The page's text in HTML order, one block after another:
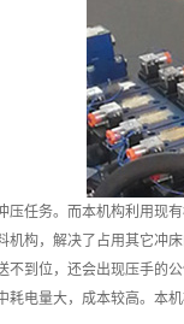
任务。而本机构利用现
构，解决了占用其它冲床
到位，还会出现压手的
电量大，成本较高。本